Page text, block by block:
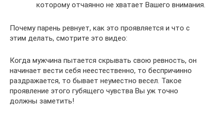
которому отчаянно не хватает Вашего внимания.
Почему парень ревнует, как это проявляется и что с
этим делать, смотрите это видео:
Когда мужчина пытается скрывать свою ревность, он
начинает вести себя неестественно, то беспричинно
раздражается, то бывает неуместно весел. Такое
проявление этого губящего чувства Вы уж точно
должны заметить!